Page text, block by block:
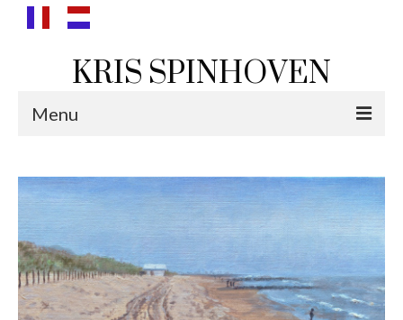
KRIS SPINHOVEN
Menu
bergen
zee & duin
polders